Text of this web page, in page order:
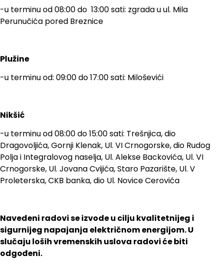
-u terminu od 08:00 do 13:00 sati: zgrada u ul. Mila
Perunučića pored Breznice
Plužine
-u terminu od: 09:00 do 17:00 sati: Miloševići
Nikšić
-u terminu od 08:00 do 15:00 sati: Trešnjica, dio
Dragovoljića, Gornji Klenak, Ul. VI Crnogorske, dio Rudog
Polja i Integralovog naselja, Ul. Alekse Backovića, Ul. VI
Crnogorske, Ul. Jovana Cvijića, Staro Pazarište, Ul. V
Proleterska, CKB banka, dio Ul. Novice Cerovića
Navedeni radovi se izvode u cilju kvalitetnijeg i
sigurnijeg napajanja električnom energijom. U
slučaju loših vremenskih uslova radovi će biti
odgođeni.